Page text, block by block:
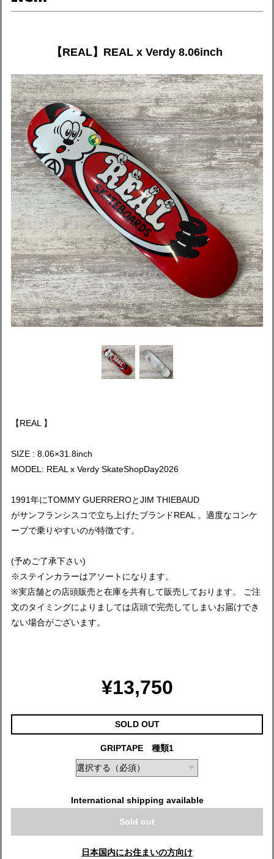
【REAL】REAL x Verdy 8.06inch
【REAL 】
SIZE : 8.06×31.8inch
MODEL: REAL x Verdy SkateShopDay2026
1991年にTOMMY GUERREROとJIM THIEBAUD
がサンフランシスコで立ち上げたブランドREAL 。適度なコンケ
ーブで乗りやすいのが特徴です。
(予めご了承下さい)
※ステインカラーはアソートになります。
※実店舗との店頭販売と在庫を共有して販売しております。 ご注
文のタイミングによりましては店頭で完売してしまいお届けでき
ない場合がございます。
¥13,750
SOLD OUT
GRIPTAPE 種類1
International shipping available
Sold out
日本国内にお住まいの方向け